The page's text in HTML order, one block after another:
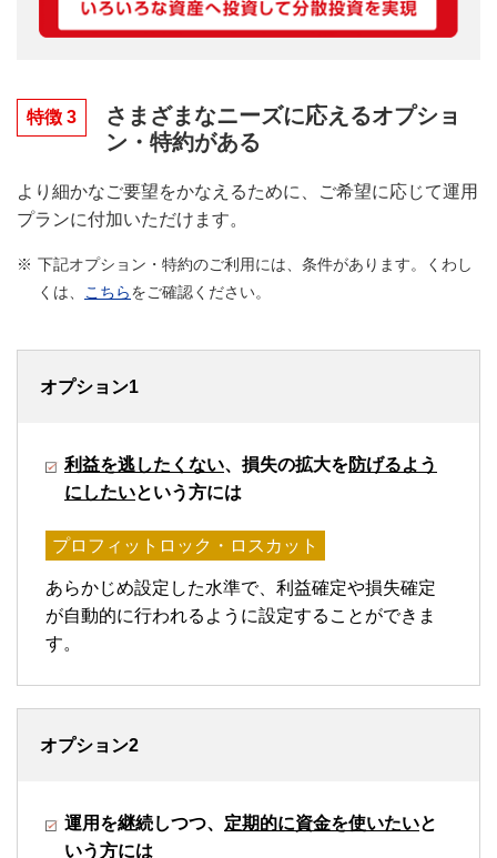
特徴 3
さまざまなニーズに応えるオプショ
ン・特約がある
より細かなご要望をかなえるために、ご希望に応じて運用
プランに付加いただけます。
※ 下記オプション・特約のご利用には、条件があります。くわし
くは、
こちらをご確認ください。
オプション1
利益を逃したくない、損失の拡大を防げるよう
にしたいという方には
プロフィットロック・ロスカット
あらかじめ設定した水準で、利益確定や損失確定
が自動的に行われるように設定することができま
す。
オプション2
運用を継続しつつ、 定期的に資金を使いたいと
いう方には